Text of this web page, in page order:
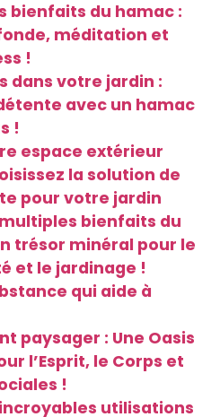
bienfaits du hamac :
méditation et
!
dans votre jardin :
avec un hamac
!
espace extérieur
la solution de
pour votre jardin
bienfaits du
trésor minéral pour le
et le jardinage !
qui aide à
paysager : Une Oasis
l’Esprit, le Corps et
!
utilisations